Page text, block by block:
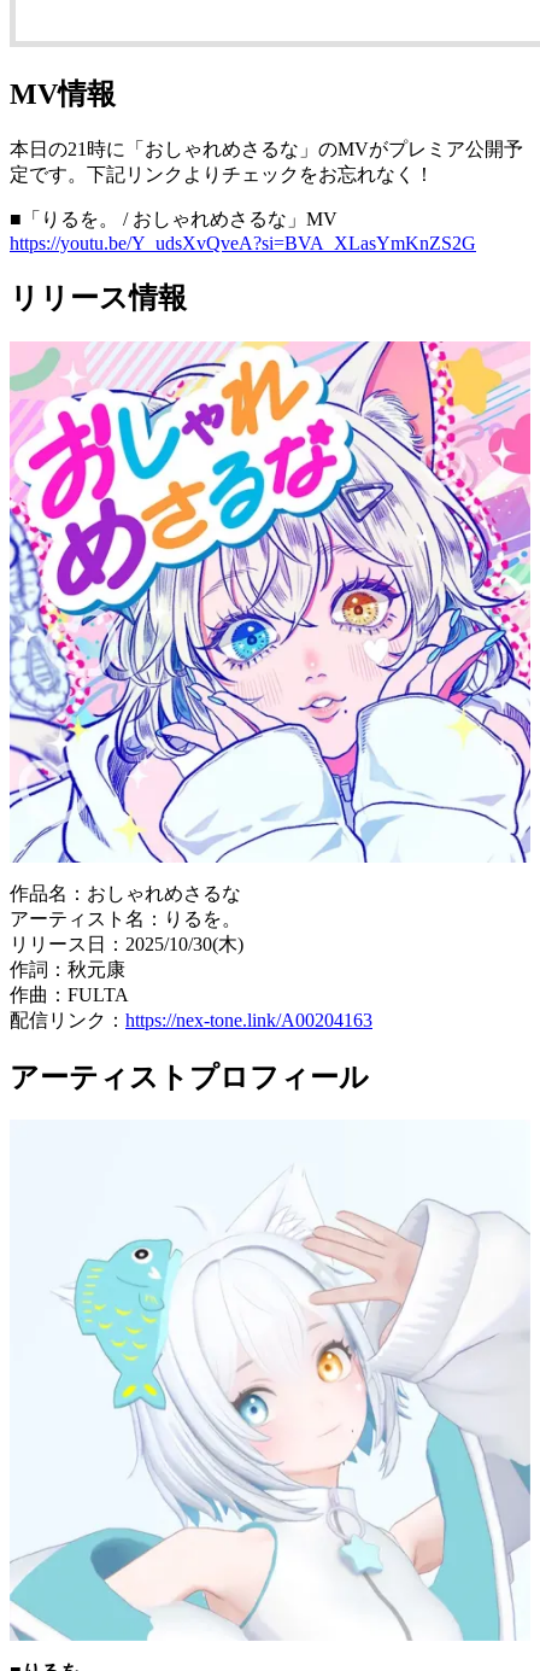
MV情報
本日の21時に「おしゃれめさるな」のMVがプレミア公開予
定です。下記リンクよりチェックをお忘れなく！
■「りるを。 / おしゃれめさるな」MV
https://youtu.be/Y_udsXvQveA?si=BVA_XLasYmKnZS2G
リリース情報
作品名：おしゃれめさるな
アーティスト名：りるを。
リリース日：2025/10/30(木)
作詞：秋元康
作曲：FULTA
配信リンク： https://nex-tone.link/A00204163
アーティストプロフィール